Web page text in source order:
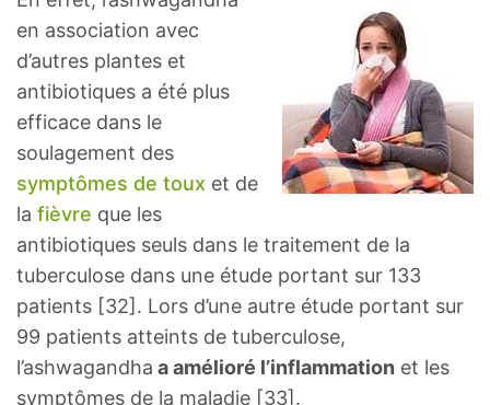
en association avec
d’autres plantes et
antibiotiques a été plus
efficace dans le
soulagement des
symptômes de toux et de
la fièvre que les
antibiotiques seuls dans le traitement de la
tuberculose dans une étude portant sur 133
patients [32]. Lors d’une autre étude portant sur
99 patients atteints de tuberculose,
l’ashwagandha a amélioré l’inflammation et les
symptômes de la maladie [33].